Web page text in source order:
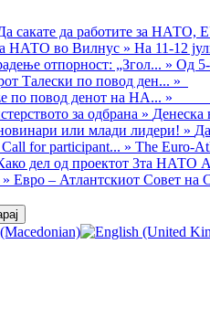
сакате да работите за НАТО,
НАТО во Вилнус » На 11-12
отпорност: „Згол... » Од 5-
Талески по повод ден... »
по повод денот на НА... »
за одбрана » Денеска
или млади лидери! »
for participant... » The Euro-
дел од проектот 3та НАТО
» Евро – Атлантскиот Совет на